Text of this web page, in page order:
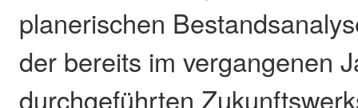
planerischen
der bereits im vergangenen
durchgeführten